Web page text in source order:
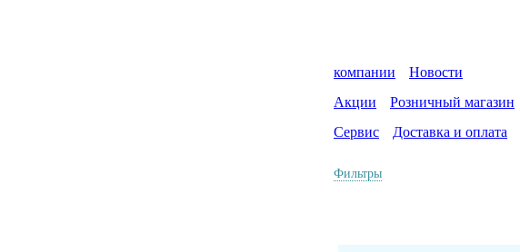
компании
Новости
Акции
Розничный магазин
Сервис
Доставка и оплата
Фильтры